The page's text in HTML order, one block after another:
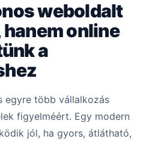
weboldalt
online
a
egyre több vállalkozás
figyelméért. Egy modern
jól, ha gyors, átlátható,